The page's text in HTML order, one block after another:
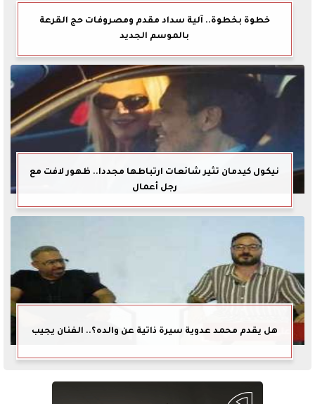
خطوة بخطوة.. آلية سداد مقدم ومصروفات حج القرعة
بالموسم الجديد
نيكول كيدمان تثير شائعات ارتباطها مجددا.. ظهور لافت مع
رجل أعمال
هل يقدم محمد عدوية سيرة ذاتية عن والده؟.. الفنان يجيب